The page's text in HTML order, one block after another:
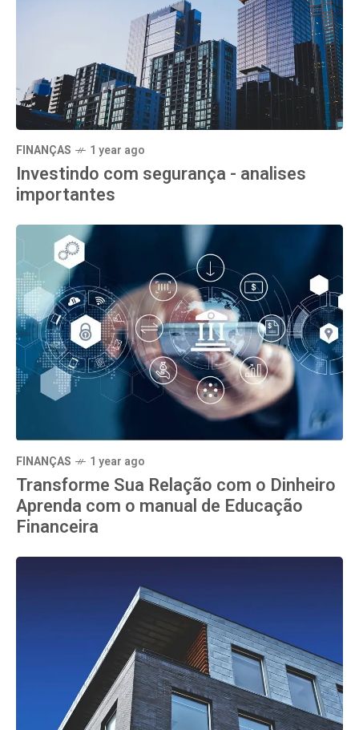
FINANÇAS 1 year ago
Investindo com segurança - analises
importantes
FINANÇAS 1 year ago
Transforme Sua Relação com o Dinheiro
Aprenda com o manual de Educação
Financeira